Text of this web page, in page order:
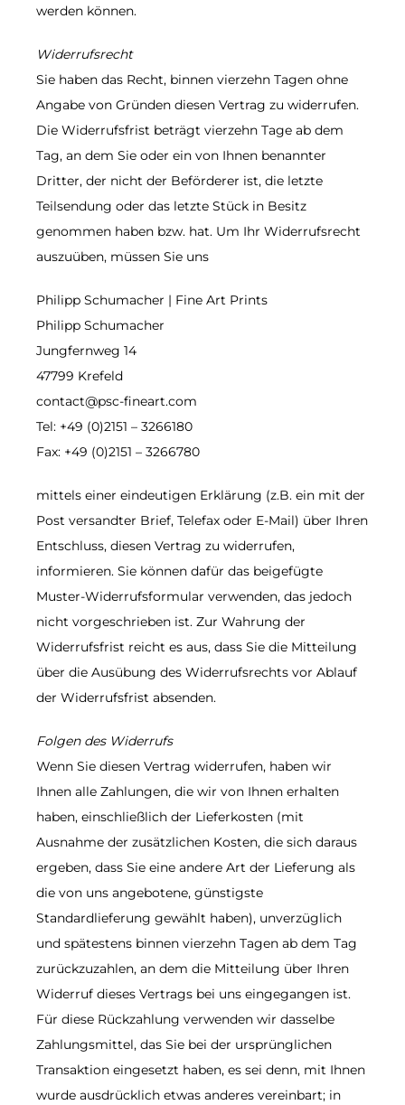
werden können.
Widerrufsrecht
Sie haben das Recht, binnen vierzehn Tagen ohne
Angabe von Gründen diesen Vertrag zu widerrufen.
Die Widerrufsfrist beträgt vierzehn Tage ab dem
Tag, an dem Sie oder ein von Ihnen benannter
Dritter, der nicht der Beförderer ist, die letzte
Teilsendung oder das letzte Stück in Besitz
genommen haben bzw. hat. Um Ihr Widerrufsrecht
auszuüben, müssen Sie uns
Philipp Schumacher | Fine Art Prints
Philipp Schumacher
Jungfernweg 14
47799 Krefeld
contact@psc-fineart.com
Tel: +49 (0)2151 – 3266180
Fax: +49 (0)2151 – 3266780
mittels einer eindeutigen Erklärung (z.B. ein mit der
Post versandter Brief, Telefax oder E-Mail) über Ihren
Entschluss, diesen Vertrag zu widerrufen,
informieren. Sie können dafür das beigefügte
Muster-Widerrufsformular verwenden, das jedoch
nicht vorgeschrieben ist. Zur Wahrung der
Widerrufsfrist reicht es aus, dass Sie die Mitteilung
über die Ausübung des Widerrufsrechts vor Ablauf
der Widerrufsfrist absenden.
Folgen des Widerrufs
Wenn Sie diesen Vertrag widerrufen, haben wir
Ihnen alle Zahlungen, die wir von Ihnen erhalten
haben, einschließlich der Lieferkosten (mit
Ausnahme der zusätzlichen Kosten, die sich daraus
ergeben, dass Sie eine andere Art der Lieferung als
die von uns angebotene, günstigste
Standardlieferung gewählt haben), unverzüglich
und spätestens binnen vierzehn Tagen ab dem Tag
zurückzuzahlen, an dem die Mitteilung über Ihren
Widerruf dieses Vertrags bei uns eingegangen ist.
Für diese Rückzahlung verwenden wir dasselbe
Zahlungsmittel, das Sie bei der ursprünglichen
Transaktion eingesetzt haben, es sei denn, mit Ihnen
wurde ausdrücklich etwas anderes vereinbart; in